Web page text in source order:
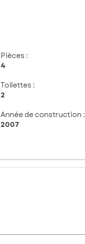
Pièces :
4
Toilettes :
2
Année de construction :
2007